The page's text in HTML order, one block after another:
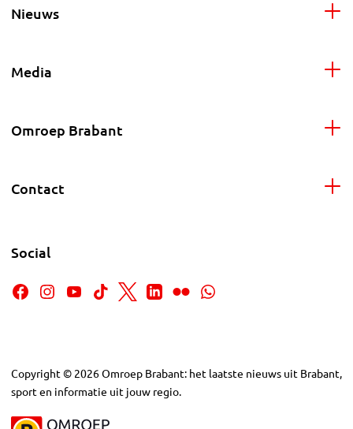
Nieuws
Media
Omroep Brabant
Contact
Social
Copyright © 2026Omroep Brabant: het laatste nieuws uit Brabant,
sport en informatie uit jouw regio.